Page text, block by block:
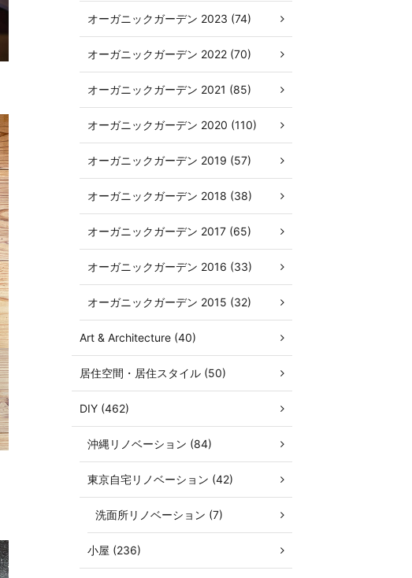
オーガニックガーデン 2023 (74)
オーガニックガーデン 2022 (70)
オーガニックガーデン 2021 (85)
オーガニックガーデン 2020 (110)
オーガニックガーデン 2019 (57)
オーガニックガーデン 2018 (38)
オーガニックガーデン 2017 (65)
オーガニックガーデン 2016 (33)
オーガニックガーデン 2015 (32)
Art & Architecture (40)
居住空間・居住スタイル (50)
DIY (462)
沖縄リノベーション (84)
東京自宅リノベーション (42)
洗面所リノベーション (7)
小屋 (236)